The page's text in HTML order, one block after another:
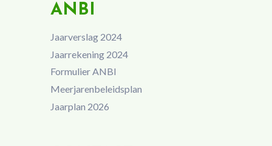
ANBI
Jaarverslag 2024
Jaarrekening 2024
Formulier ANBI
Meerjarenbeleidsplan
Jaarplan 2026